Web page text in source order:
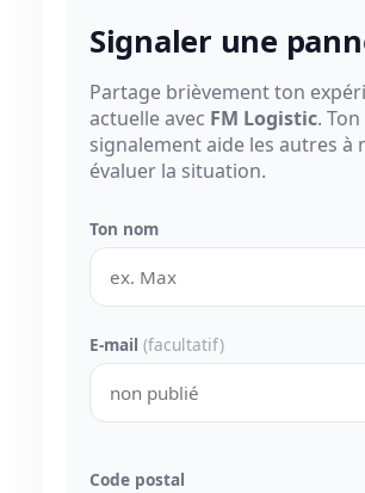
Signaler une
Partage brièvement ton
actuelle avec FM Logistic. Ton
signalement aide les autres à
évaluer la situation.
Ton nom
E-mail (facultatif)
Code postal